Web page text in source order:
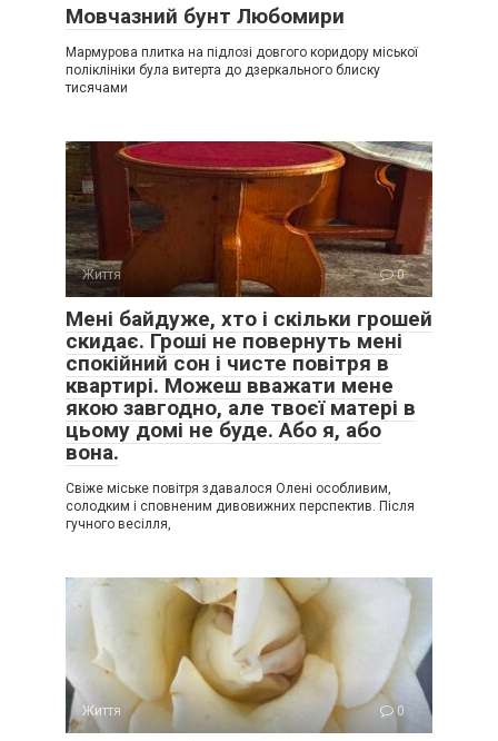
Мовчазний бунт Любомири
Мармурова плитка на підлозі довгого коридору міської
поліклініки була витерта до дзеркального блиску
тисячами
Життя 0
Мені байдуже, хто і скільки грошей
скидає. Гроші не повернуть мені
спокійний сон і чисте повітря в
квартирі. Можеш вважати мене
якою завгодно, але твоєї матері в
цьому домі не буде. Або я, або
вона.
Свіже міське повітря здавалося Олені особливим,
солодким і сповненим дивовижних перспектив. Після
гучного весілля,
Життя 0